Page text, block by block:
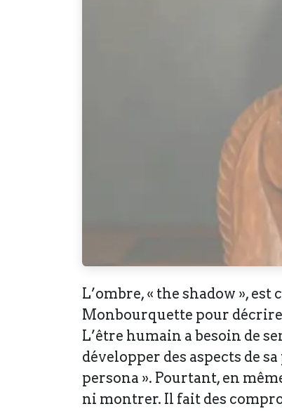
L’ombre, « the shadow »,
Monbourquette pour
L’être humain a besoin de
développer des aspects de
persona ». Pourtant, en
ni montrer. Il fait des